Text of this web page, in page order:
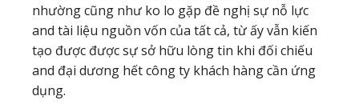
nhường cũng như ko lo gặp đề nghị sự nỗ lực
and tài liệu nguồn vốn của tất cả, từ ấy vẫn kiến
tạo được được sự sở hữu lòng tin khi đối chiếu
and đại dương hết công ty khách hàng cần ứng
dụng.